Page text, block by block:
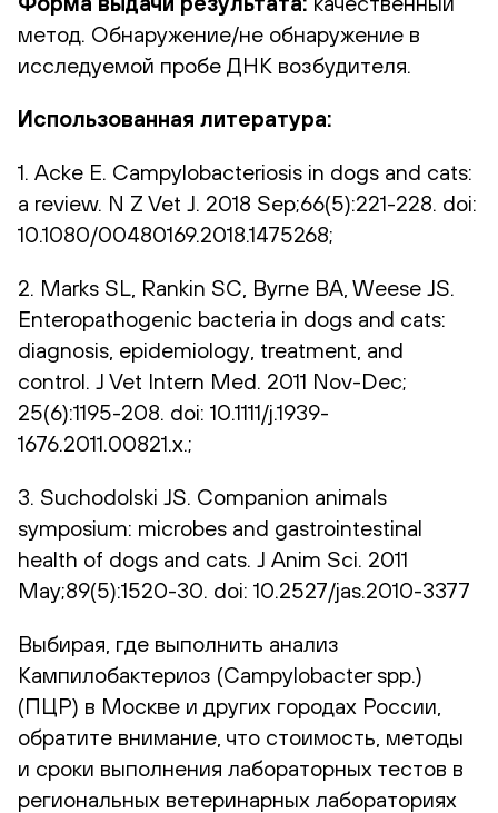
метод. Обнаружение/не обнаружение в
исследуемой пробе ДНК возбудителя.
Использованная литература:
1. Acke E. Campylobacteriosis in dogs and cats:
a review. N Z Vet J. 2018 Sep;66(5):221-228. doi:
10.1080/00480169.2018.1475268;
2. Marks SL, Rankin SC, Byrne BA, Weese JS.
Enteropathogenic bacteria in dogs and cats:
diagnosis, epidemiology, treatment, and
control. J Vet Intern Med. 2011 Nov-Dec;
25(6):1195-208. doi: 10.1111/j.1939-
1676.2011.00821.x.;
3. Suchodolski JS. Companion animals
symposium: microbes and gastrointestinal
health of dogs and cats. J Anim Sci. 2011
May;89(5):1520-30. doi: 10.2527/jas.2010-3377
Выбирая, где выполнить анализ
Кампилобактериоз (Campylobacter spp.)
(ПЦР) в Москве и других городах России,
обратите внимание, что стоимость, методы
и сроки выполнения лабораторных тестов в
региональных ветеринарных лабораториях